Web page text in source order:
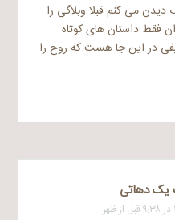
دیدن می کنم قبلا وبلاگی را
فقط داستان های کوتاه
در این جا هست که روح را
یک دهاتی